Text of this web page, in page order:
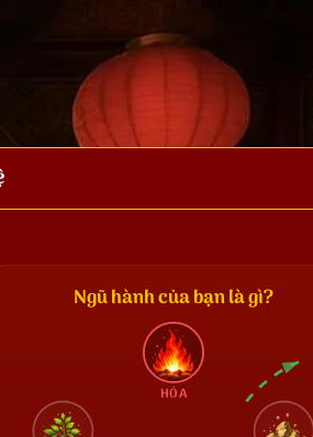
Ngũ hành của bạn là gì?
HỎA